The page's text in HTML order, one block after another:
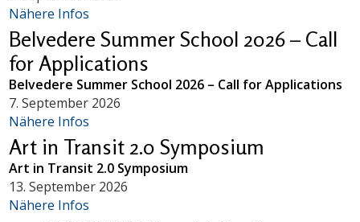
Nähere Infos
Belvedere Summer School 2026 – Call
for Applications
Belvedere Summer School 2026 – Call for Applications
7. September 2026
Nähere Infos
Art in Transit 2.0 Symposium
Art in Transit 2.0 Symposium
13. September 2026
Nähere Infos